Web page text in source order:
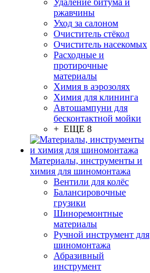
Удаление битума и
ржавчины
Уход за салоном
Очиститель стёкол
Очиститель насекомых
Расходные и
протирочные
материалы
Химия в аэрозолях
Химия для клининга
Автошампуни для
бесконтактной мойки
+ ЕЩЕ 8
Материалы, инструменты и
химия для шиномонтажа
Вентили для колёс
Балансировочные
грузики
Шиноремонтные
материалы
Ручной инструмент для
шиномонтажа
Абразивный
инструмент